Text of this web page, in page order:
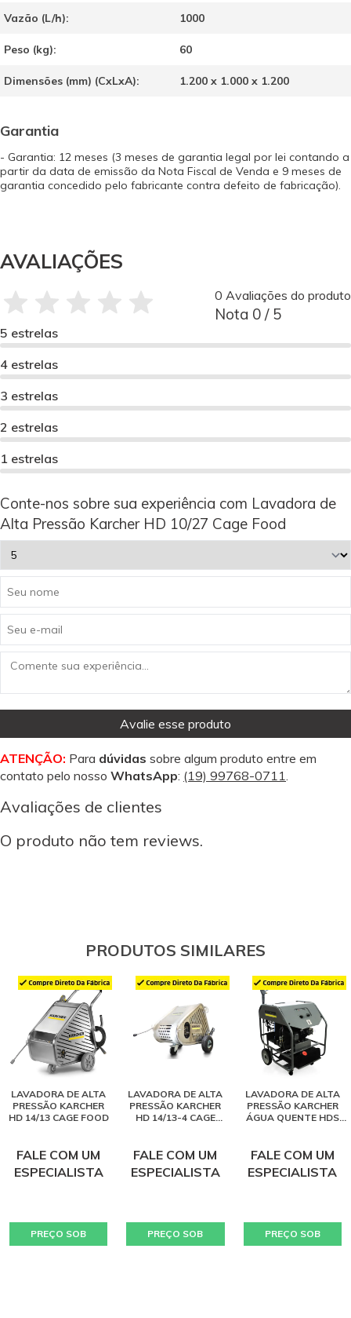
Vazão (L/h): 1000
Peso (kg): 60
Dimensões (mm) (CxLxA): 1.200 x 1.000 x 1.200
Garantia
- Garantia: 12 meses (3 meses de garantia legal por lei contando a
partir da data de emissão da Nota Fiscal de Venda e 9 meses de
garantia concedido pelo fabricante contra defeito de fabricação).
AVALIAÇÕES
0 Avaliações do produto
Nota 0 / 5
5 estrelas
4 estrelas
3 estrelas
2 estrelas
1 estrelas
Conte-nos sobre sua experiência com Lavadora de
Alta Pressão Karcher HD 10/27 Cage Food
Avalie esse produto
ATENÇÃO: Para dúvidas sobre algum produto entre em
contato pelo nosso WhatsApp: (19) 99768-0711
Avaliações de clientes
O produto não tem reviews.
PRODUTOS SIMILARES
LAVADORA DE ALTA
PRESSÃO KARCHER
HD 14/13 CAGE FOOD
FALE COM UM
ESPECIALISTA
PREÇO SOB
LAVADORA DE ALTA
PRESSÃO KARCHER
HD 14/13-4 CAGE
FALE COM UM
ESPECIALISTA
PREÇO SOB
LAVADORA DE ALTA
PRESSÃO KARCHER
ÁGUA QUENTE HDS
FALE COM UM
ESPECIALISTA
PREÇO SOB